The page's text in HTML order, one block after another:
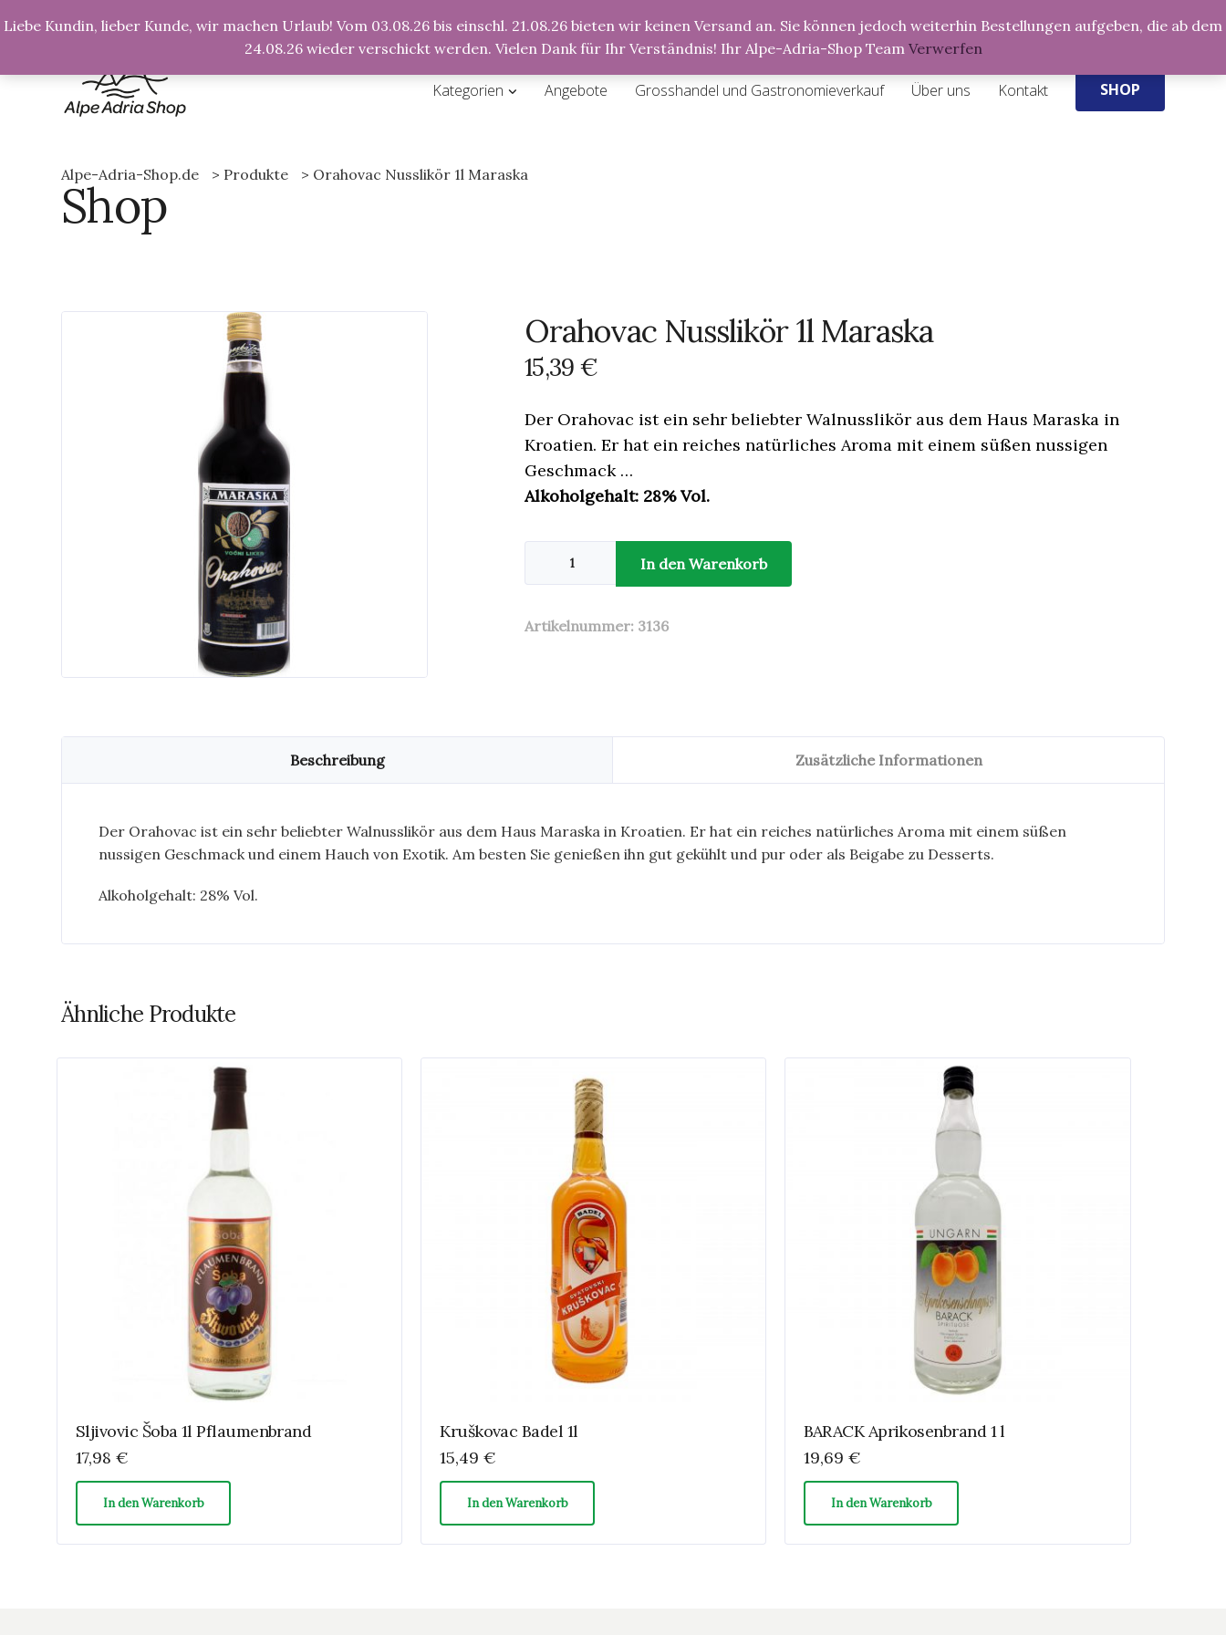
Liebe Kundin, lieber Kunde, wir machen Urlaub! Vom 03.08.26 bis einschl. 21.08.26 bieten wir keinen Versand an. Sie können jedoch weiterhin Bestellungen aufgeben, die ab dem
24.08.26 wieder verschickt werden. Vielen Dank für Ihr Verständnis! Ihr Alpe-Adria-Shop Team Verwerfen
Anmeldung Registrierung
search
info@alpe-adria-shop.de
Kategorien Angebote Grosshandel und Gastronomieverkauf Über uns Kontakt SHOP
Alpe-Adria-Shop.de > Produkte > Orahovac Nusslikör 1l Maraska
Shop
Orahovac Nusslikör 1l Maraska
15,39 €
Der Orahovac ist ein sehr beliebter Walnusslikör aus dem Haus Maraska in
Kroatien. Er hat ein reiches natürliches Aroma mit einem süßen nussigen
Geschmack …
Alkoholgehalt: 28% Vol.
Orahovac
Nusslikör
In den Warenkorb
Artikelnummer: 3136
Beschreibung Zusätzliche Informationen
Der Orahovac ist ein sehr beliebter Walnusslikör aus dem Haus Maraska in Kroatien. Er hat ein reiches natürliches Aroma mit einem süßen
nussigen Geschmack und einem Hauch von Exotik. Am besten Sie genießen ihn gut gekühlt und pur oder als Beigabe zu Desserts.
Alkoholgehalt: 28% Vol.
Ähnliche Produkte
Sljivovic Šoba 1l Pflaumenbrand
17,98 €
In den Warenkorb
Kruškovac Badel 1l
15,49€
In den Warenkorb
BARACK Aprikosenbrand 1 l
19,69€
In den Warenkorb